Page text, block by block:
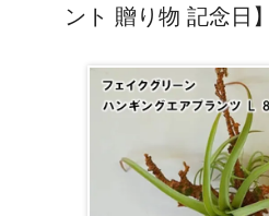
ント 贈り物 記念日